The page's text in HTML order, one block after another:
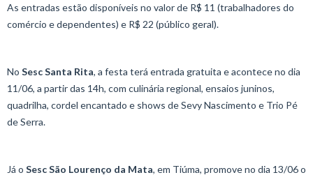
As entradas estão disponíveis no valor de R$ 11 (trabalhadores do
comércio e dependentes) e R$ 22 (público geral).
No SescSanta Rita, a festa terá entrada gratuita e acontece no dia
11/06, a partir das 14h, com culinária regional, ensaios juninos,
quadrilha, cordel encantado e shows de Sevy Nascimento e Trio Pé
de Serra.
Já o Sesc São Lourenço da Mata, em Tiúma, promove no dia 13/06 o